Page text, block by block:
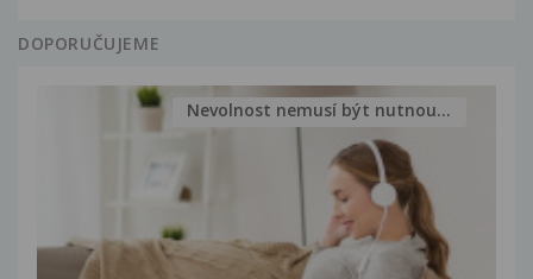
DOPORUČUJEME
Nevolnost nemusí být nutnou...